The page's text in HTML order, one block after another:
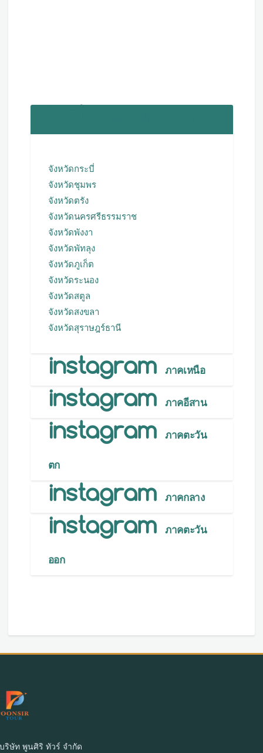
จังหวัดกระบี่
จังหวัดชุมพร
จังหวัดตรัง
จังหวัดนครศรีธรรมราช
จังหวัดพังงา
จังหวัดพัทลุง
จังหวัดภูเก็ต
จังหวัดระนอง
จังหวัดสตูล
จังหวัดสงขลา
จังหวัดสุราษฎร์ธานี
ภาคเหนือ
ภาคอีสาน
ภาคตะวัน
ตก
ภาคกลาง
ภาคตะวัน
ออก
บริษัท พูนศิริ ทัวร์ จำกัด